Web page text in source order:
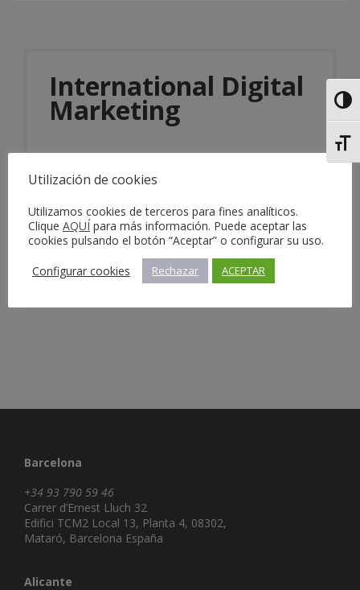
International Digital
Marketing
Información del servicio
Barcelona
+34 93 790 59 46
Carrer d’Ernest Lluch 32
Edifici TCM2 Local 13, Planta 4, 08302,
Mataró, Barcelona España
Alicante
Utilización de cookies
Utilizamos cookies de terceros para fines analíticos.
Clique AQUÍ para más información. Puede aceptar las
cookies pulsando el botón “Aceptar” o configurar su uso.
Configurar cookies
Rechazar ACEPTAR